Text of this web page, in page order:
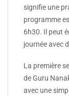
signifie une
programme
6h30. Il peut
journée avec
La première
de Guru
avec une